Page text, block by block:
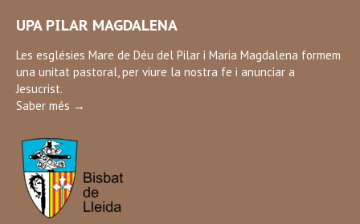
opens
in
new
window
UPA PILAR MAGDALENA
Les esglésies Mare de Déu del Pilar i Maria Magdalena formem
una unitat pastoral, per viure la nostra fe i anunciar a
Jesucrist.
Saber més →